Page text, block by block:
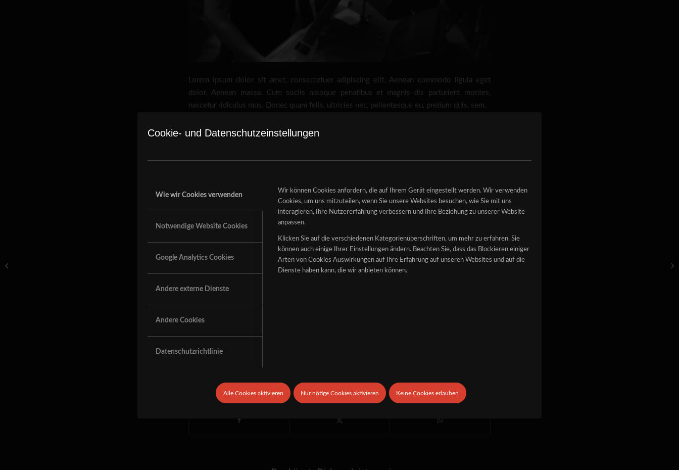
Cookie- und Datenschutzeinstellungen
Wie wir Cookies verwenden
Notwendige Website Cookies
Google Analytics Cookies
Andere externe Dienste
Andere Cookies
Datenschutzrichtlinie
Wir können Cookies anfordern, die auf Ihrem Gerät eingestellt werden. Wir verwenden
Cookies, um uns mitzuteilen, wenn Sie unsere Websites besuchen, wie Sie mit uns
interagieren, Ihre Nutzererfahrung verbessern und Ihre Beziehung zu unserer Website
anpassen.
Klicken Sie auf die verschiedenen Kategorienüberschriften, um mehr zu erfahren. Sie
können auch einige Ihrer Einstellungen ändern. Beachten Sie, dass das Blockieren einiger
Arten von Cookies Auswirkungen auf Ihre Erfahrung auf unseren Websites und auf die
Dienste haben kann, die wir anbieten können.
Alle Cookies aktivieren Nur nötige Cookies aktivieren Keine Cookies erlauben
Lorem ipsum dolor sit amet, consectetuer adipiscing elit. Aenean commodo ligula eget
dolor. Aenean massa. Cum sociis natoque penatibus et magnis dis parturient montes,
nascetur ridiculus mus. Donec quam felis, ultricies nec, pellentesque eu, pretium quis, sem.
aliquet nec, vulputate eget, arcu. In enim justo, rhoncus ut, imperdiet
consequat vitae, eleifend ac, enim.
Nunc nec neque. Phasellus leo dolor, tempus non, auctor et, hendrerit quis, nisi. Curabitur
ligula sapien, tincidunt non, euismod vitae, posuere imperdiet, leo. Maecenas malesuada.
Praesent congue erat at massa. Sed cursus turpis vitae tortor.
Donec posuere vulputate arcu.
Eintrag teilen